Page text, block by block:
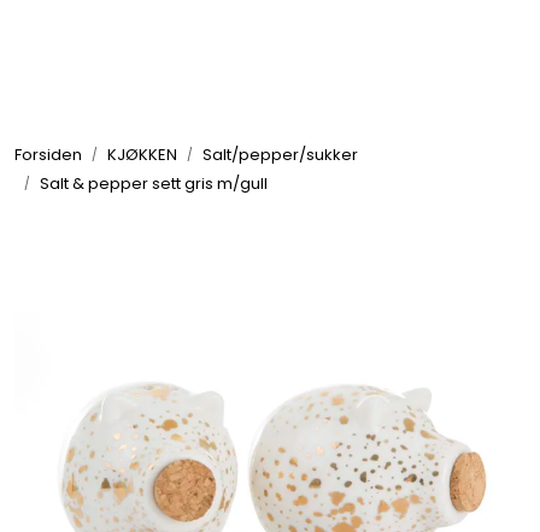
Forsiden KJØKKEN
Salt/pepper/sukker
Salt & pepper sett gris m/gull
UTEMILJØ
INTERIØR
TEKSTIL